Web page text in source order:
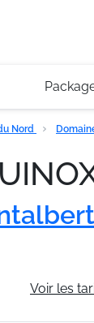
Nord
Voir les